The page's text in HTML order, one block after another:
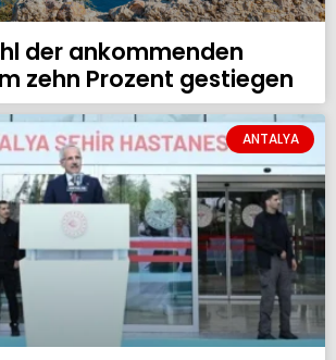
der ankommenden
zehn Prozent gestiegen
ANTALYA